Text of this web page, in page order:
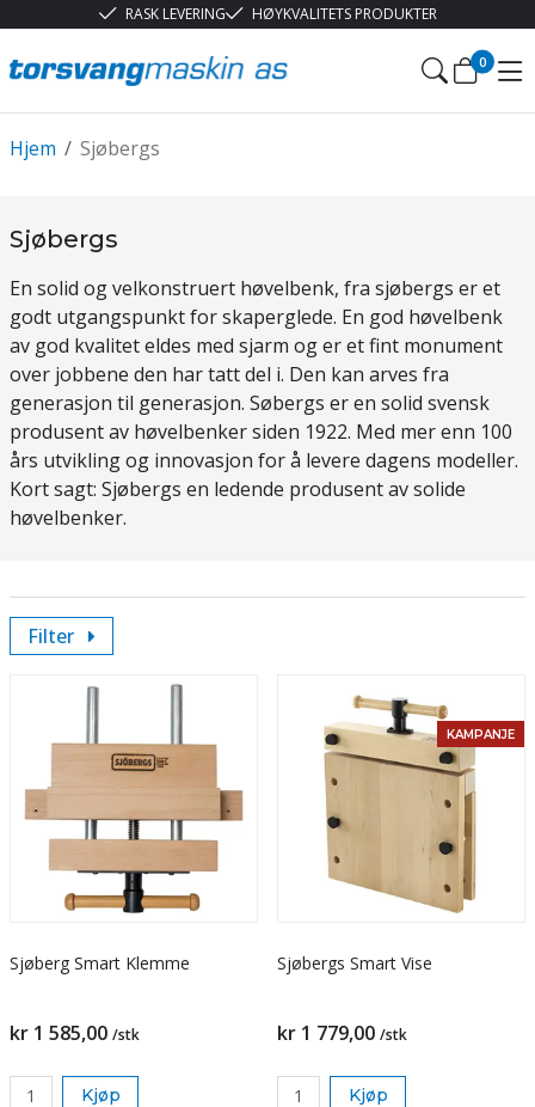
RASK LEVERING HØYKVALITETS PRODUKTER
0
/
Hjem Sjøbergs
Sjøbergs
En solid og velkonstruert høvelbenk, fra sjøbergs er et
godt utgangspunkt for skaperglede. En god høvelbenk
av god kvalitet eldes med sjarm og er et fint monument
over jobbene den har tatt del i. Den kan arves fra
generasjon til generasjon. Søbergs er en solid svensk
produsent av høvelbenker siden 1922. Med mer enn 100
års utvikling og innovasjon for å levere dagens modeller.
Kort sagt: Sjøbergs en ledende produsent av solide
høvelbenker.
Filter
Sjøberg Smart Klemme
kr 1 585,00 /stk
Kjøp
KAMPANJE
Sjøbergs Smart Vise
kr 1 779,00 /stk
Kjøp